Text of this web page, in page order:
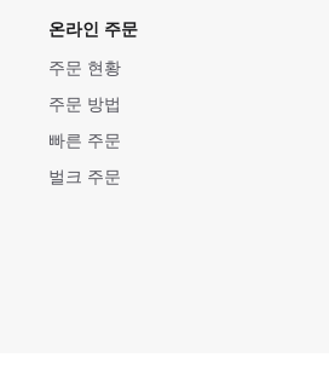
온라인 주문
주문 현황
주문 방법
빠른 주문
벌크 주문